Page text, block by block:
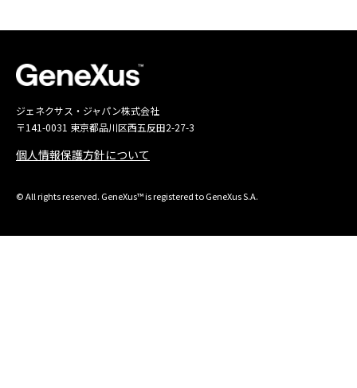
ジェネクサス・ジャパン株式会社
〒141-0031 東京都品川区西五反田2-27-3
個人情報保護方針について
© All rights reserved. GeneXus™ is registered to GeneXus S.A.